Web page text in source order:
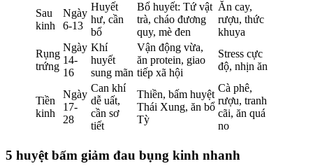
Sau
kinh
Ngày
6-13
Huyết
hư, cần
bổ
Bổ huyết: Tứ vật
trà, cháo đương
quy, mè đen
Ăn cay,
rượu, thức
khuya
Rụng
trứng
Ngày
14-
16
Khí
huyết
sung mãn
Vận động vừa,
ăn protein, giao
tiếp xã hội
Stress cực
độ, nhịn ăn
Tiền
kinh
Ngày
17-
28
Can khí
dễ uất,
cần sơ
tiết
Thiền, bấm huyệt
Thái Xung, ăn bổ
Tỳ
Cà phê,
rượu, tranh
cãi, ăn quá
no
5 huyệt bấm giảm đau bụng kinh nhanh